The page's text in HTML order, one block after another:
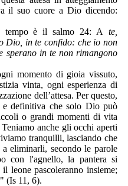
il suo cuore a Dio dicendo:
tempo è il salmo 24: A
te,
Dio, in te confido: che io non
sperano in te non rimangono
momento di gioia vissuto,
vinta, ogni esperienza di
dell’attesa. Per questo,
e definitiva che solo Dio può
o grandi momenti di vita
anche gli occhi aperti
tranquilli, lasciando che
eliminarli, secondo le parole
con l'agnello, la pantera si
leone pascoleranno insieme;
(Is 11, 6).